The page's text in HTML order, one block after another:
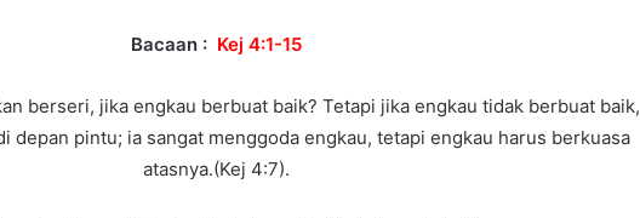
Bacaan : Kej 4:1-15
berseri, jika engkau berbuat baik? Tetapi jika engkau tidak berbuat baik,
depan pintu; ia sangat menggoda engkau, tetapi engkau harus berkuasa
atasnya.(Kej 4:7).